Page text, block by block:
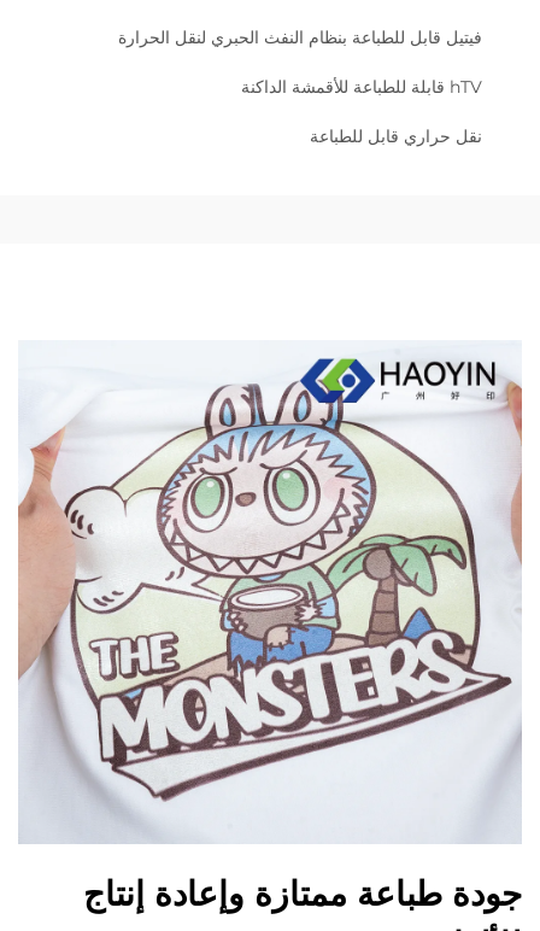
فيتيل قابل للطباعة بنظام النفث الحبري لنقل الحرارة
hTV قابلة للطباعة للأقمشة الداكنة
نقل حراري قابل للطباعة
جودة طباعة ممتازة وإعادة إنتاج